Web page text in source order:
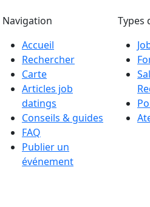
Navigation
Accueil
Rechercher
Carte
Articles job
datings
Conseils & guides
FAQ
Publier un
événement
Types